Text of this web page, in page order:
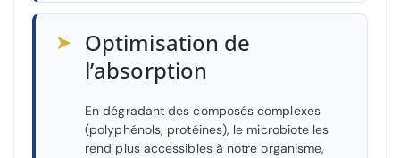
➤ Optimisation de
l’absorption
En dégradant des composés complexes
(polyphénols, protéines), le microbiote les
rend plus accessibles à notre organisme,